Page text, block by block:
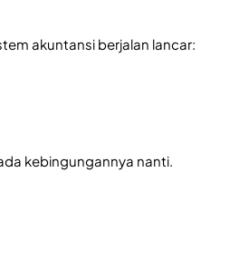
akuntansi berjalan lancar:
kebingungannya nanti.